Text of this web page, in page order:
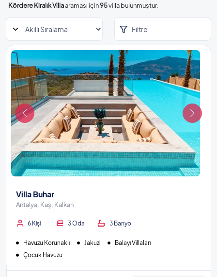
Kördere Kiralık Villaaraması için95villa bulunmuştur.
Filtre
Villa Buhar
Antalya, Kaş, Kalkan
6 Kişi 3 Oda 3 Banyo
Havuzu Korunaklı Jakuzi
Balayı Villaları
Çocuk Havuzu